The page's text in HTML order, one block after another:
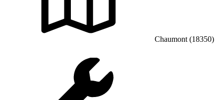
Chaumont (18350)